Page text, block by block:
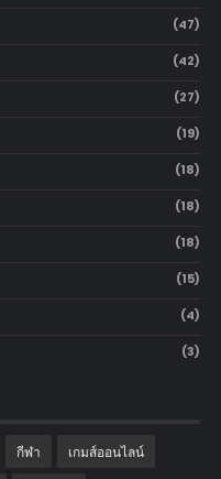
(47)
(42)
(27)
(19)
(18)
(18)
(18)
(15)
(4)
(3)
กีฬา เกมส์ออนไลน์